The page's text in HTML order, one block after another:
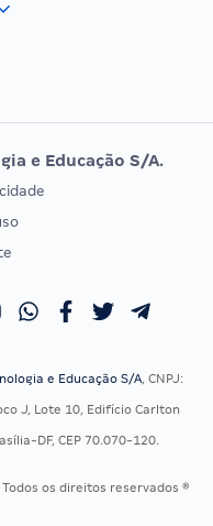
DE ORDEM
OAB
e Educação S/A.
e Educação S/A, CNPJ:
J, Lote 10, Edifício Carlton
DF, CEP 70.070-120.
os direitos reservados ®